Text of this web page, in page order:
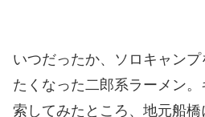
いつだったか、ソロキャン
たくなった二郎系ラーメン
索してみたところ、地元船